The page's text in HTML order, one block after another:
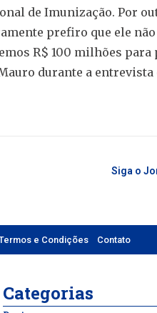
de Imunização. Por
prefiro que ele
R$ 100 milhões
durante a
Siga o
e Condições Contato
Categorias